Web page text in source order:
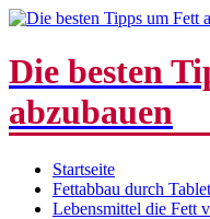
Die besten
abzubauen
Startseite
Fettabbau durch
Lebensmittel die Fett